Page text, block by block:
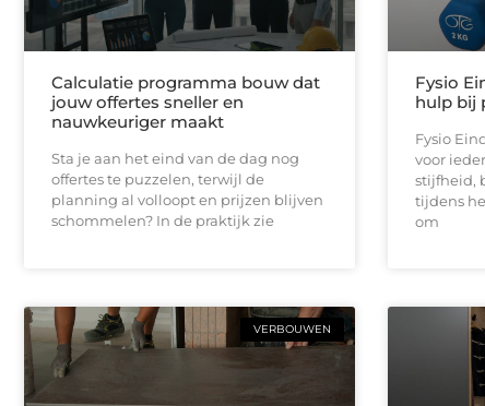
Calculatie programma bouw dat
jouw offertes sneller en
nauwkeuriger maakt
Sta je aan het eind van de dag nog
offertes te puzzelen, terwijl de
planning al volloopt en prijzen blijven
schommelen? In de praktijk zie
Fysio
hulp bij
Fysio
voor
stijfheid,
tijdens
om
VERBOUWEN